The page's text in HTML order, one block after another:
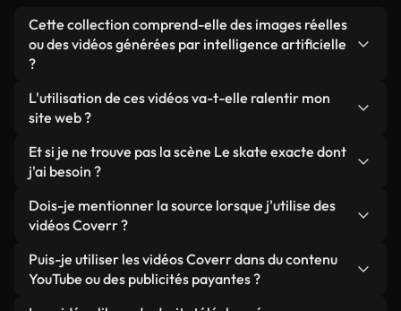
Cette collection comprend-elle des images réelles
ou des vidéos générées par intelligence artificielle
?
Les deux. Il s'agit d'une bibliothèque hybride
composée de véritables images filmées par des
générées par IA. Chaque vidéo est clairement
identifiée afin que vous sachiez toujours ce que
vous utilisez.
L'utilisation de ces vidéos va-t-elle ralentir mon
site web ?
Sauf si vous choisissez nos versions optimisées.
Nous proposons des formats légers, prêts pour le
ils conservent une qualité élevée tout en
minimisant les temps de chargement et en
améliorant des indicateurs comme le LCP.
Et si je ne trouve pas la scène Le skate exacte dont
j'ai besoin ?
Vous pouvez en créer une instantanément avec
Coverr AI Studio. Il vous suffit de décrire la scène,
Studio générera en quelques secondes une vidéo
personnalisée conforme à nos normes de licence.
Dois-je mentionner la source lorsque j'utilise des
vidéos Coverr ?
Aucune attribution n'est requise. Toutes les vidéos
de notre bibliothèque sont libres de droits et
Puis-je utiliser les vidéos Coverr dans du contenu
YouTube ou des publicités payantes ?
Oui. Toutes les séquences vidéo de Coverr peuvent